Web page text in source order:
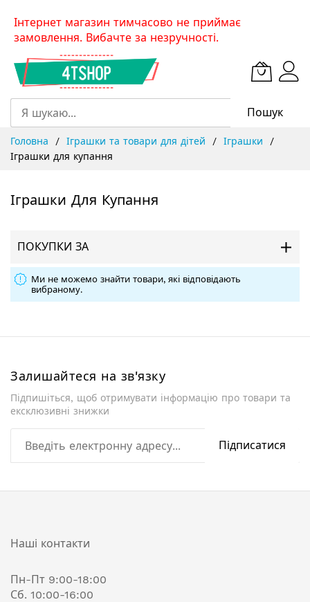
SkipІнтернет магазин тимчасово не приймає
замовлення. Вибачте за незручності.
Пошук
Головна Іграшки та товари для дітей
Іграшки
Іграшки для купання
Іграшки Для Купання
ПОКУПКИ ЗА
Ми не можемо знайти товари, які відповідають
вибраному.
Залишайтеся на зв'язку
Підпишіться, щоб отримувати інформацію про товари та
ексклюзивні знижки
Підписатися
Наші контакти
Пн-Пт 9:00-18:00
Сб. 10:00-16:00